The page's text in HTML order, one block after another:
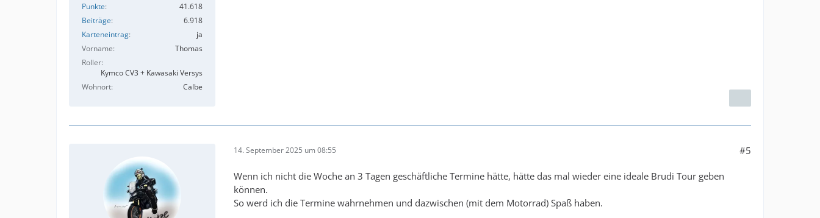
Punkte
41.618
Beiträge
6.918
Karteneintrag
ja
Vorname
Thomas
Roller
Kymco CV3 + Kawasaki Versys
Wohnort
Calbe
14. September 2025 um 08:55 #5
Wenn ich nicht die Woche an 3 Tagen geschäftliche Termine hätte, hätte das mal wieder eine ideale Brudi Tour geben
können.
So werd ich die Termine wahrnehmen und dazwischen (mit dem Motorrad) Spaß haben.